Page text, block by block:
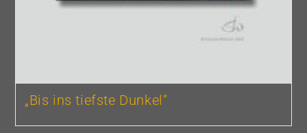
„Bis ins tiefste Dunkel“